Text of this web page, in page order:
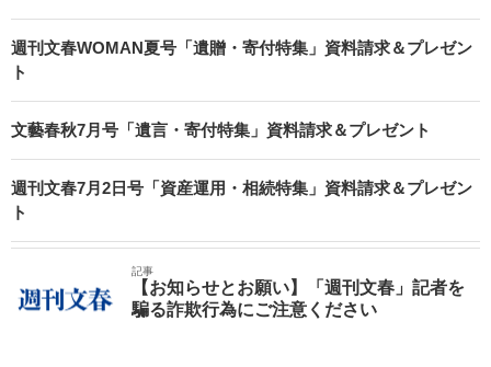
週刊文春WOMAN夏号「遺贈・寄付特集」資料請求＆プレゼン
ト
文藝春秋7月号「遺言・寄付特集」資料請求＆プレゼント
週刊文春7月2日号「資産運用・相続特集」資料請求＆プレゼン
ト
記事
【お知らせとお願い】「週刊文春」記者を
騙る詐欺行為にご注意ください